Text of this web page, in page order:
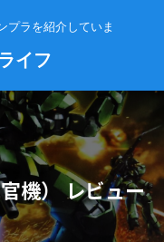
プラを紹介していま
イフ
機） レビュー